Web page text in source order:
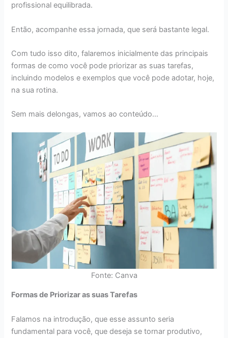
profissional equilibrada.
Então, acompanhe essa jornada, que será bastante legal.
Com tudo isso dito, falaremos inicialmente das principais
formas de como você pode priorizar as suas tarefas,
incluindo modelos e exemplos que você pode adotar, hoje,
na sua rotina.
Sem mais delongas, vamos ao conteúdo…
Fonte: Canva
Formas de Priorizar as suas Tarefas
Falamos na introdução, que esse assunto seria
fundamental para você, que deseja se tornar produtivo,